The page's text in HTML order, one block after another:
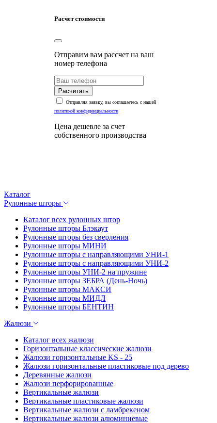
Расчет стоимости
Отправим вам рассчет на ваш
номер телефона
Расчитать
Отправляя заявку, вы соглашаетесь с нашей
политикой конфиденциальности
Цена дешевле за счет
собственного производства
Каталог
Рулонные шторы
Каталог всех рулонных штор
Рулонные шторы Блэкаут
Рулонные шторы без сверления
Рулонные шторы МИНИ
Рулонные шторы с направляющими УНИ-1
Рулонные шторы с направляющими УНИ-2
Рулонные шторы УНИ-2 на пружине
Рулонные шторы ЗЕБРА (День-Ночь)
Рулонные шторы МАКСИ
Рулонные шторы МИДЛ
Рулонные шторы БЕНТИН
Жалюзи
Каталог всех жалюзи
Горизонтальные классические жалюзи
Жалюзи горизонтальные KS - 25
Жалюзи горизонтальные пластиковые под дерево
Деревянные жалюзи
Жалюзи перфорированные
Вертикальные жалюзи
Вертикальные пластиковые жалюзи
Вертикальные жалюзи с ламбрекеном
Вертикальные жалюзи алюминиевые